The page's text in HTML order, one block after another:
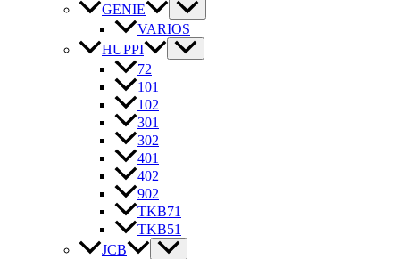
GENIE
VARIOS
HUPPI
72
101
102
301
302
401
402
902
TKB71
TKB51
JCB